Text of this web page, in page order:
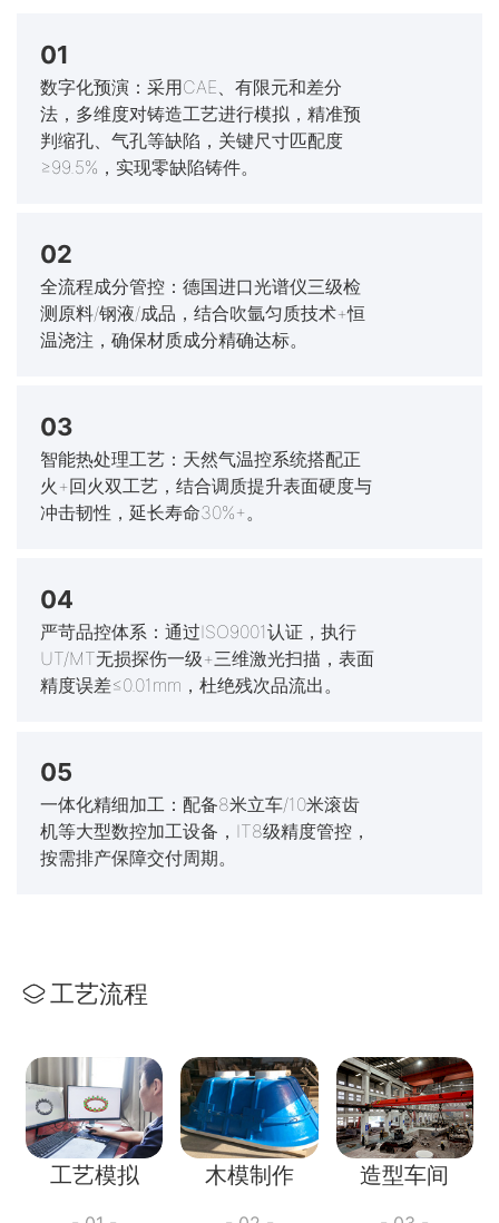
01
数字化预演：采用CAE、有限元和差分
法，多维度对铸造工艺进行模拟，精准预
判缩孔、气孔等缺陷，关键尺寸匹配度
≥99.5%，实现零缺陷铸件。
02
全流程成分管控：德国进口光谱仪三级检
测原料/钢液/成品，结合吹氩匀质技术+恒
温浇注，确保材质成分精确达标。
03
智能热处理工艺：天然气温控系统搭配正
火+回火双工艺，结合调质提升表面硬度与
冲击韧性，延长寿命30%+。
04
严苛品控体系：通过ISO9001认证，执行
UT/MT无损探伤一级+三维激光扫描，表面
精度误差≤0.01mm，杜绝残次品流出。
05
一体化精细加工：配备8米立车/10米滚齿
机等大型数控加工设备，IT8级精度管控，
按需排产保障交付周期。
工艺流程
工艺模拟 木模制作 造型车间